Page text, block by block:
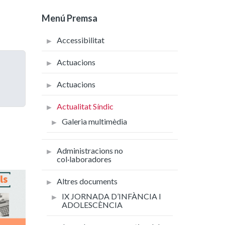
Menú Premsa
Accessibilitat
Actuacions
Actuacions
Actualitat Síndic
Galeria multimèdia
Administracions no
col·laboradores
Altres documents
IX JORNADA D’INFÀNCIA I
ADOLESCÈNCIA